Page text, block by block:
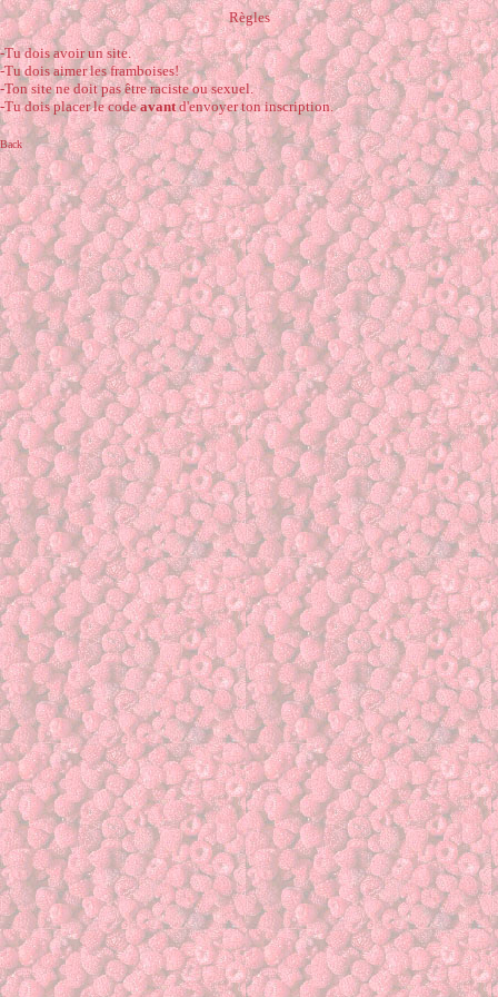
Règles
-Tu dois avoir un site.
-Tu dois aimer les framboises!
-Ton site ne doit pas être raciste ou sexuel.
-Tu dois placer le codeavantd'envoyer ton inscription.
Back